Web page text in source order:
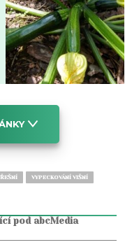
VYPECKOVÁNÍ VIŠNÍ
pod abcMedia